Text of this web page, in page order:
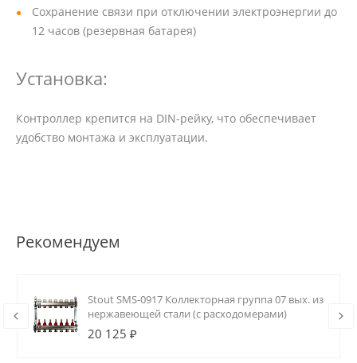
Сохранение связи при отключении электроэнергии до
12 часов (резервная батарея)
Установка:
Контроллер крепится на DIN-рейку, что обеспечивает
удобство монтажа и эксплуатации.
Рекомендуем
Stout SMS-0917 Коллекторная группа 07 вых. из
нержавеющей стали (с расходомерами)
20 125 ₽